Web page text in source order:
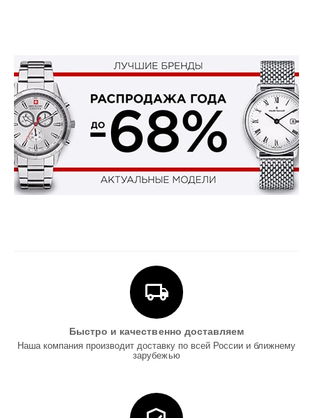
Быстро и качественно доставляем
Наша компания производит доставку по всей России и ближнему
зарубежью